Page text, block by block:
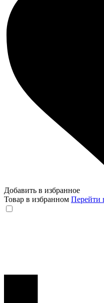
Добавить в избранное
Товар в избранном Перейти